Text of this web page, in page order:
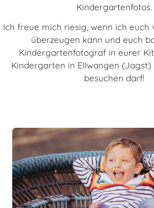
Kindergartenfotos.
Ich freue mich riesig, wenn ich euch
überzeugen kann und euch
Kindergartenfotograf in eurer
Kindergarten in Ellwangen
besuchen darf!